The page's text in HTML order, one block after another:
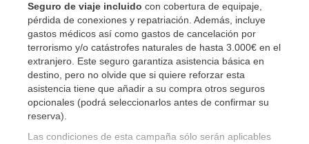
Seguro de viaje incluido con cobertura de equipaje,
pérdida de conexiones y repatriación. Además, incluye
gastos médicos así como gastos de cancelación por
terrorismo y/o catástrofes naturales de hasta 3.000€ en el
extranjero. Este seguro garantiza asistencia básica en
destino, pero no olvide que si quiere reforzar esta
asistencia tiene que añadir a su compra otros seguros
opcionales (podrá seleccionarlos antes de confirmar su
reserva)
Las condiciones de esta campaña sólo serán aplicables